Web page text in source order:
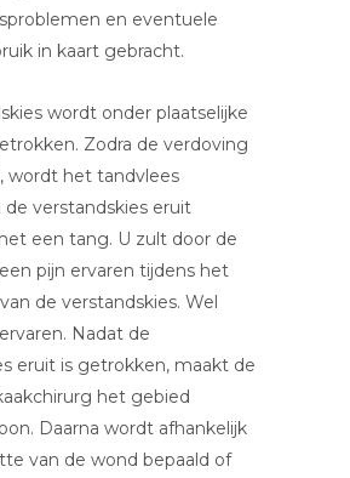
en eventuele
in kaart gebracht.
wordt onder plaatselijke
Zodra de verdoving
wordt het tandvlees
verstandskies eruit
een tang. U zult door de
pijn ervaren tijdens het
de verstandskies. Wel
Nadat de
eruit is getrokken, maakt de
het gebied
Daarna wordt afhankelijk
van de wond bepaald of